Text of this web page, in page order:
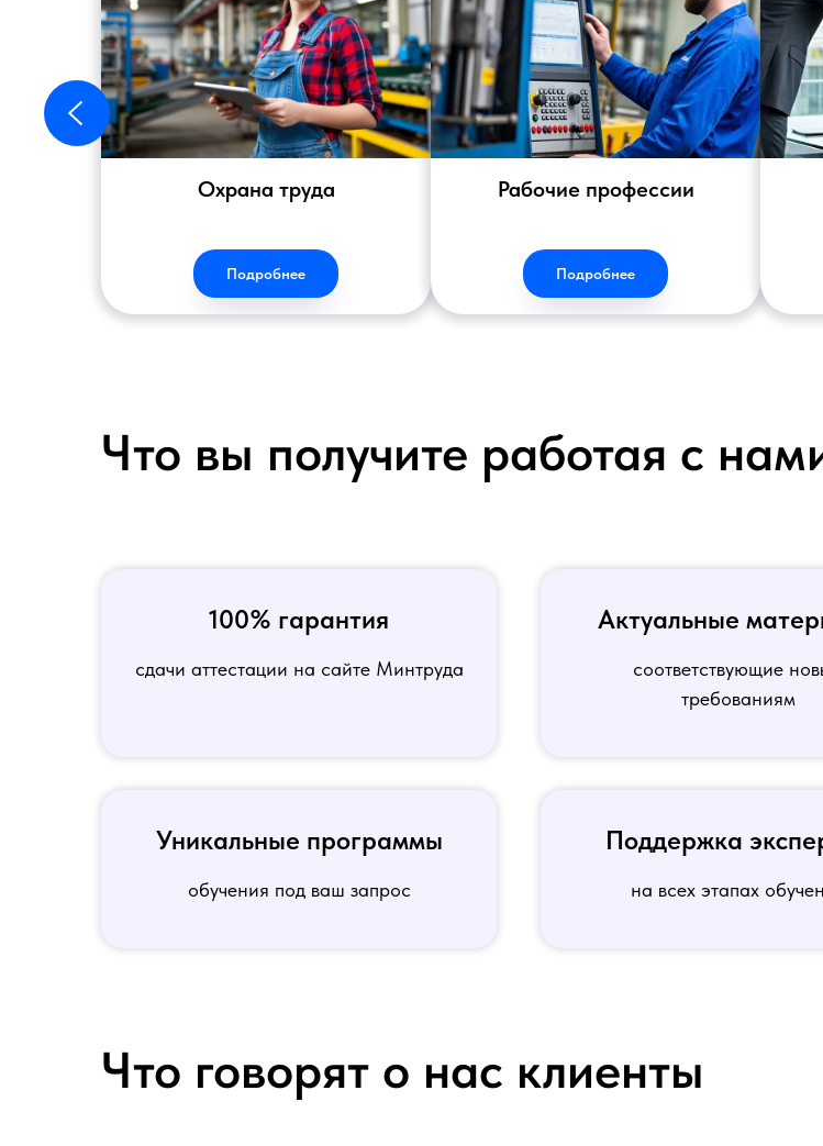
Охрана труда
Подробнее
Рабочие профессии
Подробнее
Что вы получите работая с
100% гарантия
сдачи аттестации на сайте Минтруда
Актуальные
соответствующие
требованиям
Уникальные программы
обучения под ваш запрос
Поддержка
на всех этапах
Что говорят о нас клиенты